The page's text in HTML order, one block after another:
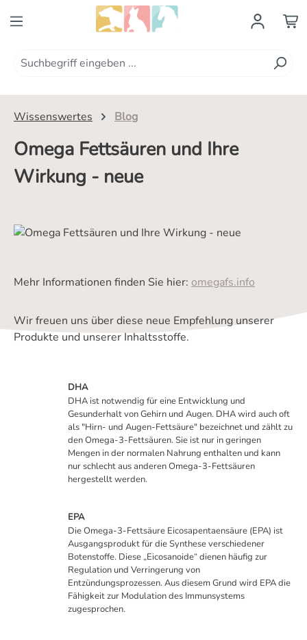
Zum Hauptinhalt springen
Wissenswertes Blog
Omega Fettsäuren und Ihre
Wirkung - neue
Mehr Informationen finden Sie hier: omegafs.info
Wir freuen uns über diese neue Empfehlung unserer
Produkte und unserer Inhaltsstoffe.
DHA
DHA ist notwendig für eine Entwicklung und
Gesunderhalt von Gehirn und Augen. DHA wird auch oft
als "Hirn- und Augen-Fettsäure" bezeichnet und zählt zu
den Omega-3-Fettsäuren. Sie ist nur in geringen
Mengen in der normalen Nahrung enthalten und kann
nur schlecht aus anderen Omega-3-Fettsäuren
hergestellt werden.
EPA
Die Omega-3-Fettsäure Eicosapentaensäure (EPA) ist
Ausgangsprodukt für die Synthese verschiedener
Botenstoffe. Diese „Eicosanoide“ dienen häufig zur
Regulation und Verringerung von
Entzündungsprozessen. Aus diesem Grund wird EPA die
Fähigkeit zur Modulation des Immunsystems
zugesprochen.